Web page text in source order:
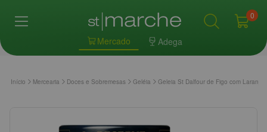
Mercado Adega
0
Início Mercearia Doces e Sobremesas Geléia Geleia St Dalfour de Figo com Laranja